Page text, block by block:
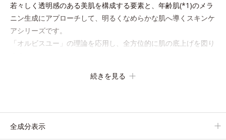
若々しく透明感のある美肌を構成する要素と、年齢肌(*1)のメラ
ニン生成にアプローチして、明るくなめらかな肌へ導くスキンケ
アシリーズです。
「オルビスユー」の理論を応用し、全方位的に肌の底上げを図り
ラニンが蓄積しがちな年齢肌の“メラニンメタボ(*2)”にアプロー
*2 メラニンが過剰に生成する状態
続きを見る
全成分表示